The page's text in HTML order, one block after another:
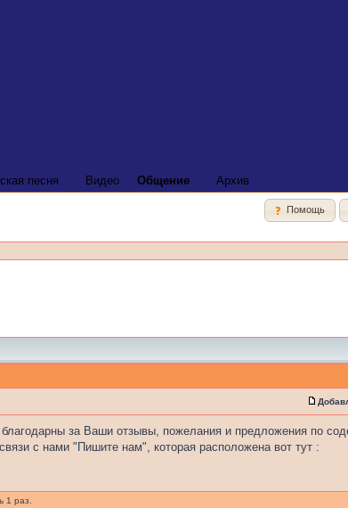
песня Видео Общение Архив
Помощь
за Ваши отзывы, пожелания и предложения по
с нами "Пишите нам", которая расположена вот тут :
1 раз.